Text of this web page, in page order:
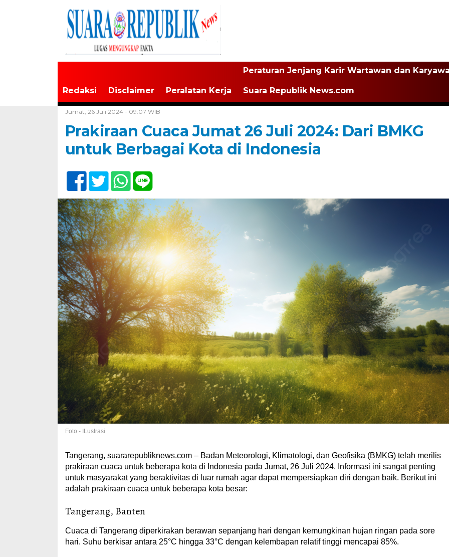
Redaksi Disclaimer Peralatan Kerja
Peraturan Jenjang Karir Wartawan dan
Suara Republik News.com
Jumat, 26 Juli 2024 - 09:07 WIB
Prakiraan Cuaca Jumat 26 Juli 2024: Dari BMKG
untuk Berbagai Kota di Indonesia
Foto - ILustrasi
Tangerang, suararepubliknews.com – Badan Meteorologi, Klimatologi, dan Geofisika (BMKG) telah merilis
prakiraan cuaca untuk beberapa kota di Indonesia pada Jumat, 26 Juli 2024. Informasi ini sangat penting
untuk masyarakat yang beraktivitas di luar rumah agar dapat mempersiapkan diri dengan baik. Berikut ini
adalah prakiraan cuaca untuk beberapa kota besar:
Tangerang, Banten
Cuaca di Tangerang diperkirakan berawan sepanjang hari dengan kemungkinan hujan ringan pada sore
hari. Suhu berkisar antara 25°C hingga 33°C dengan kelembapan relatif tinggi mencapai 85%.